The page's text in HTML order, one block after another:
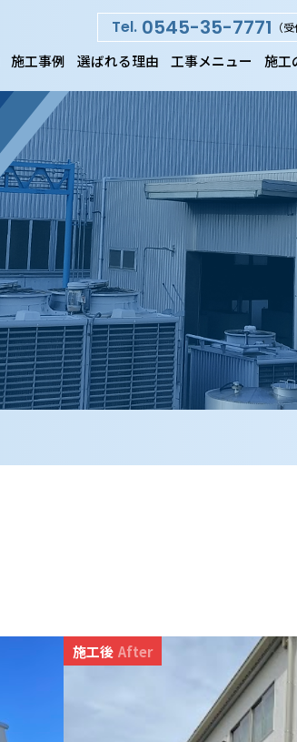
Tel. 0545-35-7771 （
施工事例 選ばれる理由 工事メニュー 施工
施工後 After